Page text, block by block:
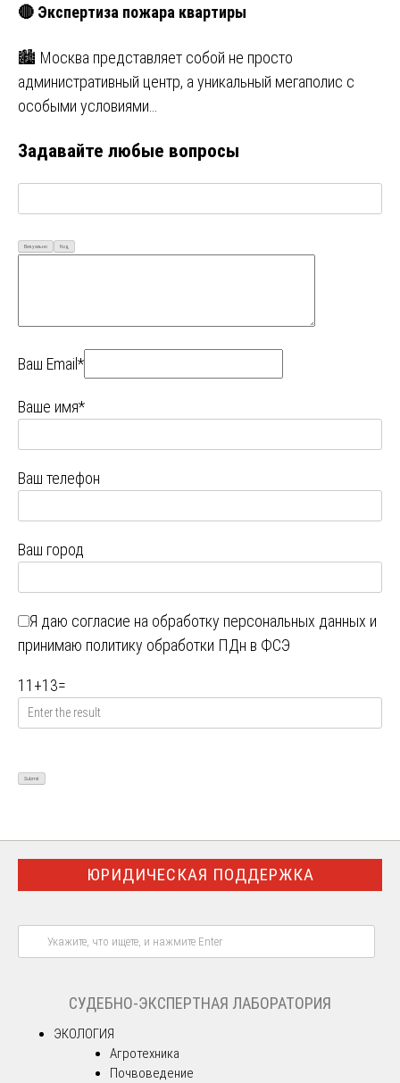
🔴 Экспертиза пожара квартиры
🏙️ Москва представляет собой не просто
административный центр, а уникальный мегаполис с
особыми условиями…
Задавайте любые вопросы
Визуально Код
Ваш Email*
Ваше имя*
Ваш телефон
Ваш город
Я даю согласие на обработку персональных данных и
принимаю политику обработки ПДн в ФСЭ
11 +13=
ЮРИДИЧЕСКАЯ ПОДДЕРЖКА
СУДЕБНО-ЭКСПЕРТНАЯ ЛАБОРАТОРИЯ
ЭКОЛОГИЯ
Агротехника
Почвоведение